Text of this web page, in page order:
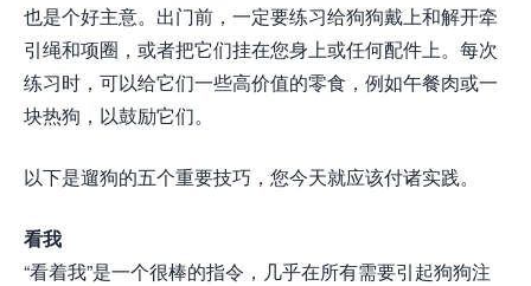
也是个好主意。出门前，一定要练习给狗狗戴上和解开牵
引绳和项圈，或者把它们挂在您身上或任何配件上。每次
练习时，可以给它们一些高价值的零食，例如午餐肉或一
块热狗，以鼓励它们。
以下是遛狗的五个重要技巧，您今天就应该付诸实践。
看我
“看着我”是一个很棒的指令，几乎在所有需要引起狗狗注